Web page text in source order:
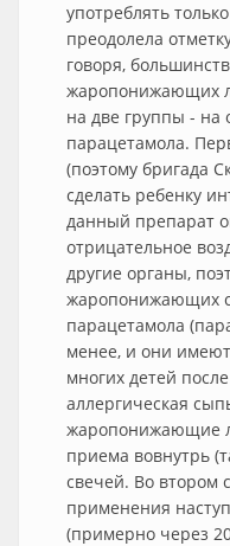
употреблять
преодолела
говоря,
жаропонижающих
на две группы - на
парацетамола.
(поэтому бригада
сделать ребенку
данный препарат
отрицательное
другие органы,
жаропонижающих
парацетамола
менее, и они
многих детей
аллергическая
жаропонижающие
приема вовнутрь
свечей. Во втором
применения
(примерно через